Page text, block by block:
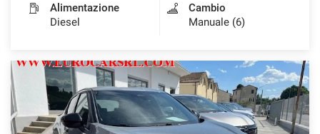
Alimentazione
Diesel
Cambio
Manuale (6)